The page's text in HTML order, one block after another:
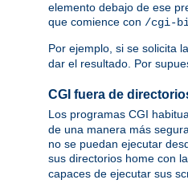
elemento debajo de ese
que comience con /cgi-
Por ejemplo, si se solicita
dar el resultado. Por
CGI fuera de
Los programas CGI
de una manera más
no se puedan ejecutar
sus directorios home con
capaces de ejecutar sus